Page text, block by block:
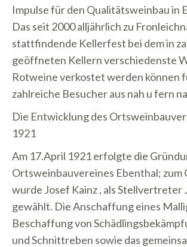
Impulse für den Qualitätsweinbau in
Das seit 2000 alljährlich zu
stattfindende Kellerfest bei dem in
geöffneten Kellern verschiedenste
Rotweine verkostet werden können
zahlreiche Besucher aus nah u fern
Die Entwicklung des
1921
Am 17.April 1921 erfolgte die
Ortsweinbauvereines Ebenthal; zum
wurde Josef Kainz , als Stellvertreter
gewählt. Die Anschaffung eines
Beschaffung von
und Schnittreben sowie das